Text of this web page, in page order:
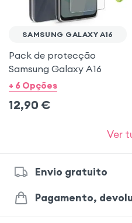
SAMSUNG GALAXY A16
Pack de protecção
Samsung Galaxy A16
+ 6 Opções
12,90 €
Ver
Envio gratuito
Pagamento,